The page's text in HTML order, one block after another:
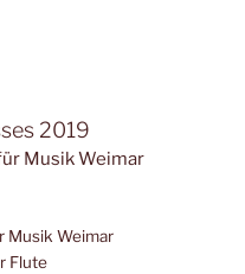
2019
Musik Weimar
Musik Weimar
Flute